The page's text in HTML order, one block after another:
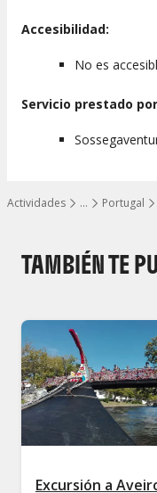
…
Mostrar todos
Actividades Portugal
Accesibilidad:
No es
Servicio prestado
TAMBIÉN TE
Excursión a